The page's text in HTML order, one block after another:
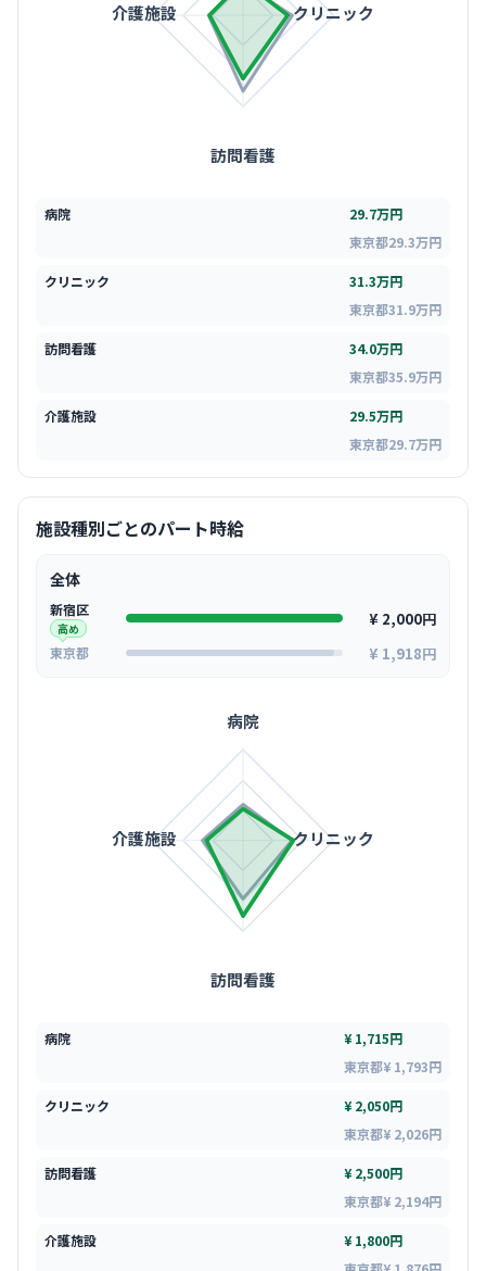
クリニック
訪問看護
介護施設
病院
29.7万円
東京都29.3万円
クリニック
31.3万円
東京都31.9万円
訪問看護
34.0万円
東京都35.9万円
介護施設
29.5万円
東京都29.7万円
施設種別ごとのパート時給
全体
新宿区
高め ¥ 2,000円
東京都 ¥ 1,918円
病院
クリニック
訪問看護
介護施設
病院
¥ 1,715円
東京都¥ 1,793円
クリニック
¥ 2,050円
東京都¥ 2,026円
訪問看護
¥ 2,500円
東京都¥ 2,194円
介護施設
¥ 1,800円